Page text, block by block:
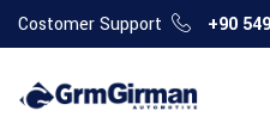
Costomer Support +90